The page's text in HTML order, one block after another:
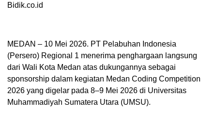
Bidik.co.id
MEDAN – 10 Mei 2026. PT Pelabuhan Indonesia
(Persero) Regional 1 menerima penghargaan langsung
dari Wali Kota Medan atas dukungannya sebagai
sponsorship dalam kegiatan Medan Coding Competition
2026 yang digelar pada 8–9 Mei 2026 di Universitas
Muhammadiyah Sumatera Utara (UMSU).